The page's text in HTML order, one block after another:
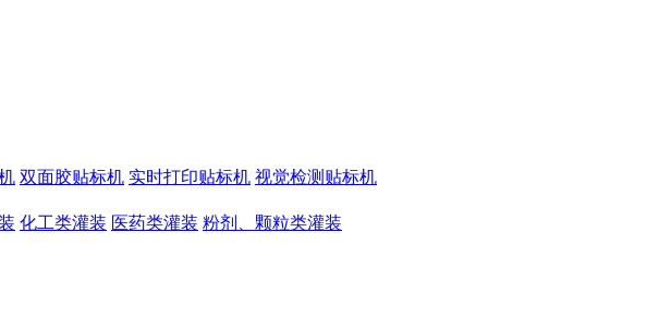
双面胶贴标机 实时打印贴标机 视觉检测贴标机
化工类灌装 医药类灌装 粉剂、颗粒类灌装